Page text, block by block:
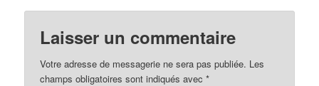
Laisser un commentaire
Votre adresse de messagerie ne sera pas publiée. Les
champs obligatoires sont indiqués avec*